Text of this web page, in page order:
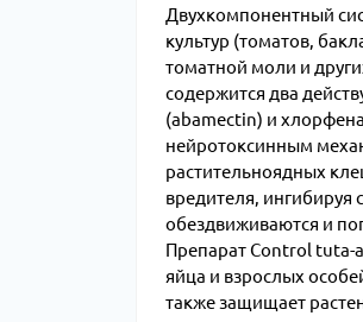
Двухкомпонентный
культур (томатов,
томатной моли и
содержится два
(abamectin) и
нейротоксинным
растительноядных
вредителя, ингибируя
обездвиживаются и
Препарат Control tuta-
яйца и взрослых
также защищает